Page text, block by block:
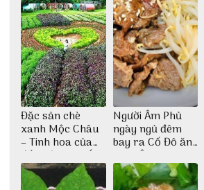
Đặc sản chè
xanh Mộc Châu
– Tinh hoa của
đất trời Tây Bắc
Người Âm Phủ
ngày ngủ đêm
bay ra Cố Đô ăn
Cơm Âm Phủ
Huế